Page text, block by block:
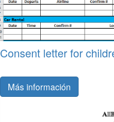
Consent letter for
Más información